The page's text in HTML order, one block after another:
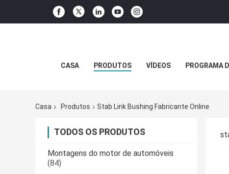
CASA PRODUTOS VÍDEOS PROGRAMA
Casa Produtos Stab Link Bushing Fabricante Online
TODOS OS PRODUTOS
Montagens do motor de automóveis
(84)